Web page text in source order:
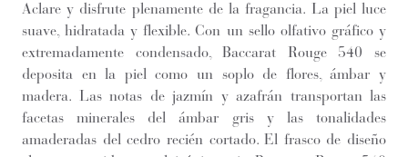
Aclare y disfrute plenamente de la fragancia. La piel luce
suave, hidratada y flexible. Con un sello olfativo gráfico y
extremadamente condensado, Baccarat Rouge 540 se
deposita en la piel como un soplo de flores, ámbar y
madera. Las notas de jazmín y azafrán transportan las
facetas minerales del ámbar gris y las tonalidades
amaderadas del cedro recién cortado. El frasco de diseño